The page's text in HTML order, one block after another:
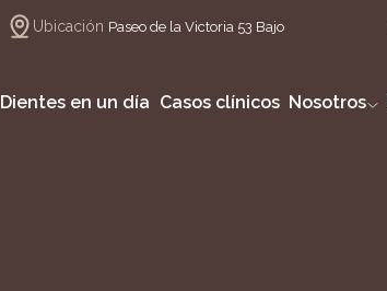
Ubicación Paseo de la Victoria 53 Bajo
Dientes en un día Casos clínicos Nosotros